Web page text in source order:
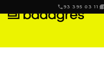
93 395 03 11